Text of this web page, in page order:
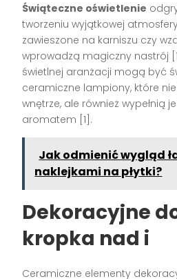
Świąteczne oświetlenie
tworzeniu wyjątkowej
zawieszone na karniszu czy
wprowadzą magiczny nastrój
świetlnej aranżacji mogą być
ceramiczne lampiony, które
wnętrze, ale również wypełnią
aromatem [1].
Jak odmienić wygląd
naklejkami na płytki?
Dekoracyjne
kropka nad i
Ceramiczne elementy